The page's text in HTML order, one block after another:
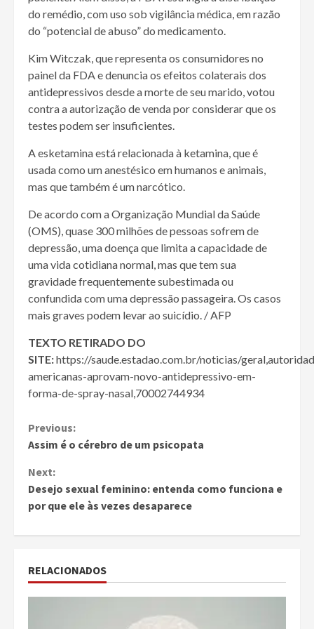
do remédio, com uso sob vigilância médica, em razão
do “potencial de abuso” do medicamento.
Kim Witczak, que representa os consumidores no
painel da FDA e denuncia os efeitos colaterais dos
antidepressivos desde a morte de seu marido, votou
contra a autorização de venda por considerar que os
testes podem ser insuficientes.
A esketamina está relacionada à ketamina, que é
usada como um anestésico em humanos e animais,
mas que também é um narcótico.
De acordo com a Organização Mundial da Saúde
(OMS), quase 300 milhões de pessoas sofrem de
depressão, uma doença que limita a capacidade de
uma vida cotidiana normal, mas que tem sua
gravidade frequentemente subestimada ou
confundida com uma depressão passageira. Os casos
mais graves podem levar ao suicídio. / AFP
TEXTO RETIRADO DO
SITE:https://saude.estadao.com.br/noticias/
americanas-aprovam-novo-antidepressivo-em-
forma-de-spray-nasal,70002744934
Continue
Previous:
Assim é o cérebro de um psicopata
Next:
Desejo sexual feminino: entenda como funciona e
por que ele às vezes desaparece
RELACIONADOS